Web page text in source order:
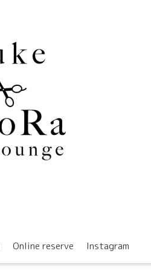
Online reserve Instagram